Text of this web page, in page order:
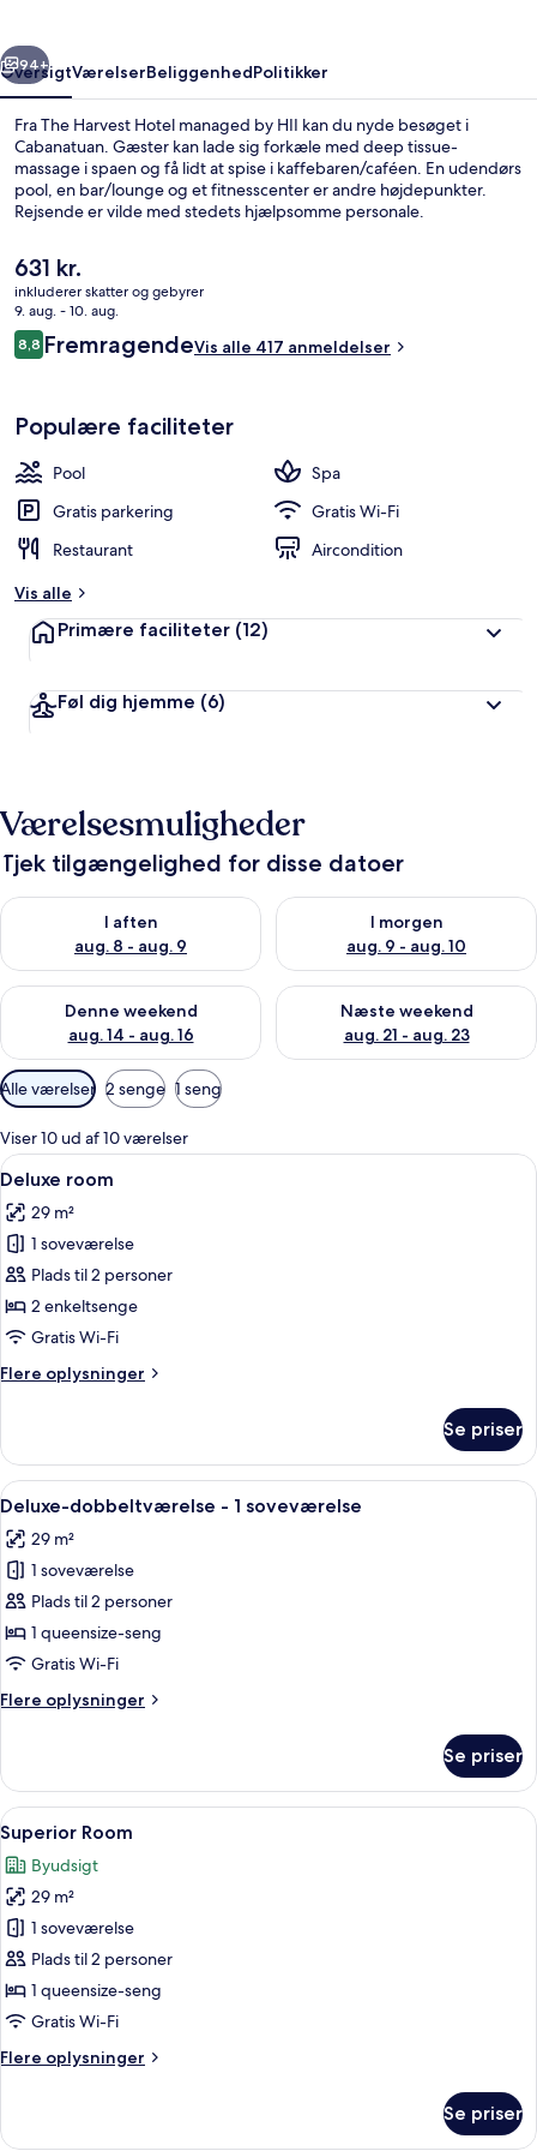
Næste
94+
OversigtVærelserBeliggenhedPolitikker
Fra The Harvest Hotel managed by HII kan du nyde besøget i
Cabanatuan. Gæster kan lade sig forkæle med deep tissue-
massage i spaen og få lidt at spise i kaffebaren/caféen. En udendørs
pool, en bar/lounge og et fitnesscenter er andre højdepunkter.
Rejsende er vilde med stedets hjælpsomme personale.
Den
nuværende
pris
er
631 kr.
631 kr.
inkluderer skatter og gebyrer
9. aug. - 10. aug.
Anmeldelser
8,88,8 ud af 10.
FremragendeVis alle 417 anmeldelser
Populære faciliteter
Pool
Spa
Gratis parkering
Gratis Wi-Fi
Restaurant
Aircondition
Vis alle
Primære faciliteter (12)
Føl dig hjemme (6)
Værelsesmuligheder
Tjek tilgængelighed for disse datoer
I aften
aug. 8 - aug. 9
Tjek tilgængelighed for i aften aug. 8 - aug. 9
I morgen
aug. 9 - aug. 10
Tjek tilgængelighed for i
Denne weekend
aug. 14 - aug. 16
Tjek tilgængelighed for denne weekend aug. 14 - aug. 16
Næste weekend
aug. 21 - aug. 23
Tjek tilgængelighed for næste
Tilgængelige
filtre
for
værelser
Alle værelser 2 senge 1 seng
Viser 10 ud af 10 værelser
Indlæs
alle
billeder
af
Deluxe
room
Deluxe room | Minibar, pengeskab
4
Deluxe room
29 m²
1 soveværelse
Plads til 2 personer
2 enkeltsenge
Gratis Wi-Fi
Flere oplysninger
Flere
room
Se priser
Indlæs
alle
billeder
af
Deluxe-
dobbeltværelse
-
soveværelse
Et hotelværelse med en stor seng,
6
Deluxe-dobbeltværelse - 1 soveværelse
29 m²
1 soveværelse
Plads til 2 personer
1 queensize-seng
Gratis Wi-Fi
Flere oplysninger
Flere
dobbeltværelse
1
soveværelse
Se priser
Indlæs
alle
billeder
af
Superior
Room
Et hotelværelse med en stor seng,
5
Superior Room
Byudsigt
29 m²
1 soveværelse
Plads til 2 personer
1 queensize-seng
Gratis Wi-Fi
Flere oplysninger
Flere
Room
Se priser